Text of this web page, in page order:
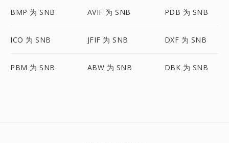
BMP 为 SNB AVIF 为 SNB PDB 为 SNB
ICO 为 SNB JFIF 为 SNB DXF 为 SNB
PBM 为 SNB ABW 为 SNB DBK 为 SNB